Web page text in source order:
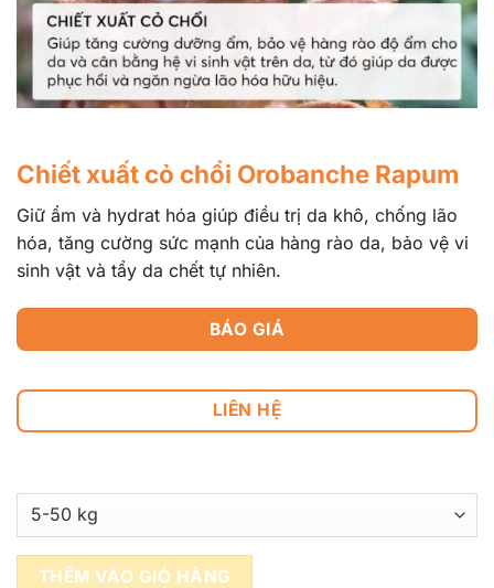
Chiết xuất cỏ chổi Orobanche Rapum
Giữ ẩm và hydrat hóa giúp điều trị da khô, chống lão
hóa, tăng cường sức mạnh của hàng rào da, bảo vệ vi
sinh vật và tẩy da chết tự nhiên.
BÁO GIÁ
LIÊN HỆ
THÊM VÀO GIỎ HÀNG